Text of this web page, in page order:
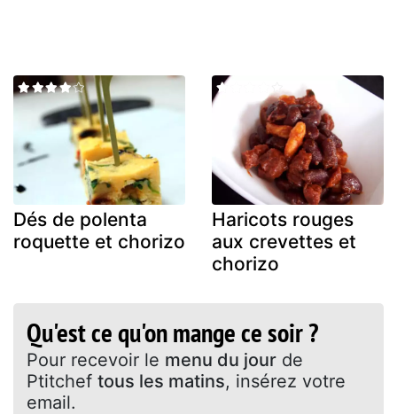
Dés de polenta
roquette et chorizo
Haricots rouges
aux crevettes et
chorizo
Qu'est ce qu'on mange ce soir ?
Pour recevoir le menu du jour de
Ptitchef tous les matins, insérez votre
email.